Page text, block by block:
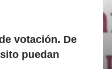
votación. De
puedan